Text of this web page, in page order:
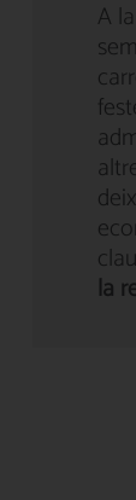
A
la